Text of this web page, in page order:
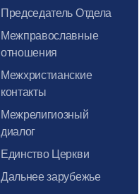
Председатель Отдела
Межправославные
отношения
Межхристианские
контакты
Межрелигиозный
диалог
Единство Церкви
Дальнее зарубежье